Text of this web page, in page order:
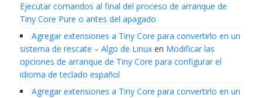
Ejecutar comandos al final del proceso de arranque de
Tiny Core Pure o antes del apagado
Agregar extensiones a Tiny Core para convertirlo en un
sistema de rescate – Algo de Linuxen Modificar las
opciones de arranque de Tiny Core para configurar el
idioma de teclado español
Agregar extensiones a Tiny Core para convertirlo en un